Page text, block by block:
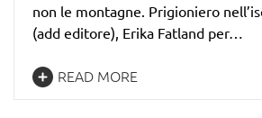
non le montagne. Prigioniero
(add editore), Erika Fatland per…
READ MORE